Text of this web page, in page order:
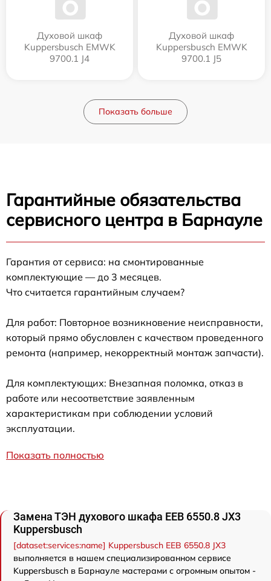
Духовой шкаф
Kuppersbusch EMWK
9700.1 J4
Духовой шкаф
Kuppersbusch EMWK
9700.1 J5
Показать больше
Гарантийные обязательства
сервисного центра в Барнауле
Гарантия от сервиса: на смонтированные
комплектующие — до 3 месяцев.
Что считается гарантийным случаем?
Для работ: Повторное возникновение неисправности,
который прямо обусловлен с качеством проведенного
ремонта (например, некорректный монтаж запчасти).
Для комплектующих: Внезапная поломка, отказ в
работе или несоответствие заявленным
характеристикам при соблюдении условий
эксплуатации.
Показать полностью
Замена ТЭН духового шкафа EEB 6550.8 JX3
Kuppersbusch
[dataset:services:name] Kuppersbusch EEB 6550.8 JX3
выполняется в нашем специализированном сервисе
Kuppersbusch в Барнауле мастерами с огромным опытом -